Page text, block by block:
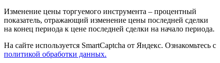
Изменение цены торгуемого инструмента – процентный
показатель, отражающий изменение цены последней сделки
на конец периода к цене последней сделки на начало периода.
На сайте используется SmartCaptcha от Яндекс. Ознакомьтесь с
политикой обработки данных.